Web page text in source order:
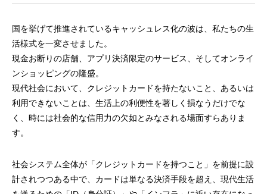
国を挙げて推進されているキャッシュレス化の波は、私たちの生
活様式を一変させました。
現金お断りの店舗、アプリ決済限定のサービス、そしてオンライ
ンショッピングの隆盛。
現代社会において、クレジットカードを持たないこと、あるいは
利用できないことは、生活上の利便性を著しく損なうだけでな
く、時には社会的な信用力の欠如とみなされる場面すらありま
す。
社会システム全体が「クレジットカードを持つこと」を前提に設
計されつつある中で、カードは単なる決済手段を超え、現代生活